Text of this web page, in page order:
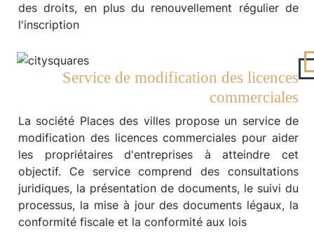
des droits, en plus du renouvellement régulier de
l'inscription
Service de modification des licences
commerciales
La société Places des villes propose un service de
modification des licences commerciales pour aider
les propriétaires d'entreprises à atteindre cet
objectif. Ce service comprend des consultations
juridiques, la présentation de documents, le suivi du
processus, la mise à jour des documents légaux, la
conformité fiscale et la conformité aux lois